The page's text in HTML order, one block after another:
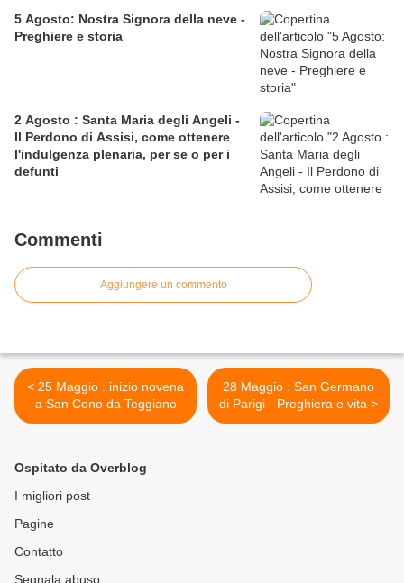
5 Agosto: Nostra Signora della neve -
Preghiere e storia
2 Agosto : Santa Maria degli Angeli -
Il Perdono di Assisi, come ottenere
l'indulgenza plenaria, per se o per i
defunti
Commenti
Aggiungere un commento
< 25 Maggio : inizio novena
a San Cono da Teggiano
28 Maggio : San Germano
di Parigi - Preghiera e vita >
Ospitato da Overblog
I migliori post
Pagine
Contatto
Segnala abuso